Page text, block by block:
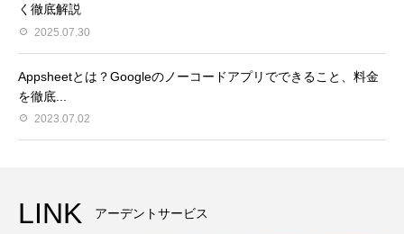
く徹底解説
2025.07.30
Appsheetとは？Googleのノーコードアプリでできること、料金
を徹底...
2023.07.02
LINK アーデントサービス